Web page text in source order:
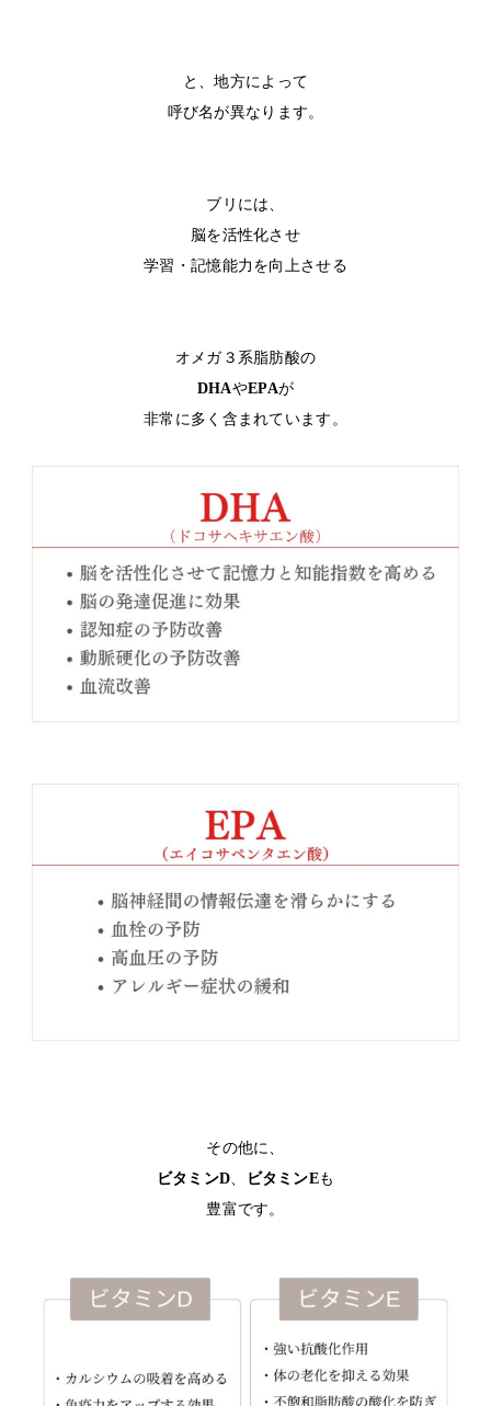
と、地方によって
呼び名が異なります。
ブリには、
脳を活性化させ
学習・記憶能力を向上させる
オメガ３系脂肪酸の
DHAやEPAが
非常に多く含まれています 。
その他に、
ビタミンD、 ビタミンEも
豊富です。